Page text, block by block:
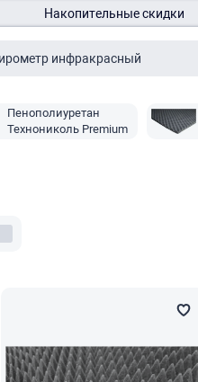
Накопительные скидки
Пенополиуретан
Технониколь Premium